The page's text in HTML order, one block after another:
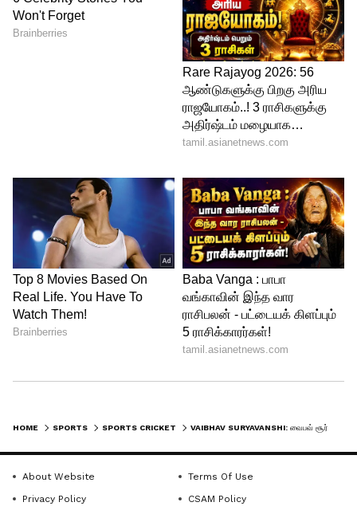
பேண்ட்டை கழற்றி கையில்
இங்கிலாந்துக்கு எதிராக வைபவ்
சூர்யவன்ஷி ஆடுவாரா என்று
தொகுப்பாளர் ரவி சாஸ்திரியிடம் கேள்வி
எழுப்பினார். அதற்கு, 'அவன்
அயர்லாந்திலேயே ஆடியிருக்க வேண்டும்.
அயர்லாந்து மைதானம் சிறியது, பந்துகளை
ஸ்டேடியத்திற்கு வெளியே பறக்கவிட்டு
இருப்பான். அங்கேயே அவன் பேண்ட்டை
HOME SPORTS SPORTS CRICKET
About Website
Terms Of Use
Privacy Policy
CSAM Policy